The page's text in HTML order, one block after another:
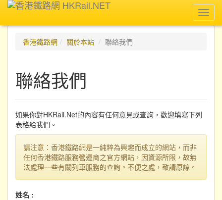
香港鐵路網
關於本站 聯絡我們
聯絡我們
如果你對HKRail.Net的內容有任何意見或查詢，歡迎填寫下列
表格給我們。
請注意：香港鐵路網是一純粹為興趣而成立的網站，而非
任何香港鐵路服務營運商之官方網站，因資源所限，故無
法處理一些有關列車服務的查詢。不便之處，敬請原諒。
姓名 :